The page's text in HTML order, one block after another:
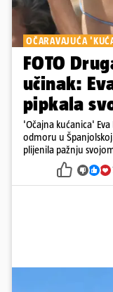
OČARAVAJUĆA
FOTO
učinak:
pipkala
'Očajna kućanica'
odmoru u
plijenila pažnju